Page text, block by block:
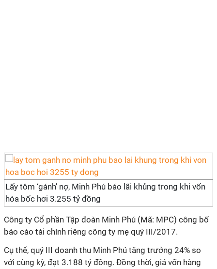
Lấy tôm ‘gánh’ nợ, Minh Phú báo lãi khủng trong khi vốn
hóa bốc hơi 3.255 tỷ đồng
Công ty Cổ phần Tập đoàn Minh Phú (Mã: MPC) công bố
báo cáo tài chính riêng công ty mẹ quý III/2017.
Cụ thể, quý III doanh thu Minh Phú tăng trưởng 24% so
với cùng kỳ, đạt 3.188 tỷ đồng. Đồng thời, giá vốn hàng